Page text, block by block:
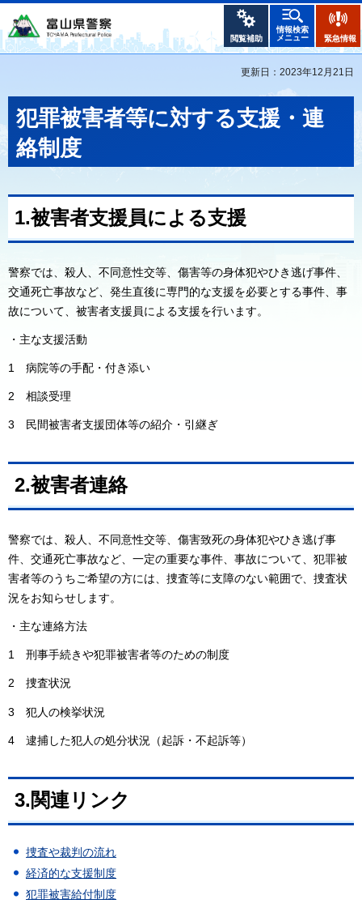
閲覧補助
情報検索
メニュー
緊急情報
更新日：2023年12月21日
犯罪被害者等に対する支援・連
絡制度
1.被害者支援員による支援
警察では、殺人、不同意性交等、傷害等の身体犯やひき逃げ事件、
交通死亡事故など、発生直後に専門的な支援を必要とする事件、事
故について、被害者支援員による支援を行います。
・主な支援活動
1 病院等の手配・付き添い
2 相談受理
3 民間被害者支援団体等の紹介・引継ぎ
2.被害者連絡
警察では、殺人、不同意性交等、傷害致死の身体犯やひき逃げ事
件、交通死亡事故など、一定の重要な事件、事故について、犯罪被
害者等のうちご希望の方には、捜査等に支障のない範囲で、捜査状
況をお知らせします。
・主な連絡方法
1 刑事手続きや犯罪被害者等のための制度
2 捜査状況
3 犯人の検挙状況
4 逮捕した犯人の処分状況（起訴・不起訴等）
3.関連リンク
捜査や裁判の流れ
経済的な支援制度
犯罪被害給付制度